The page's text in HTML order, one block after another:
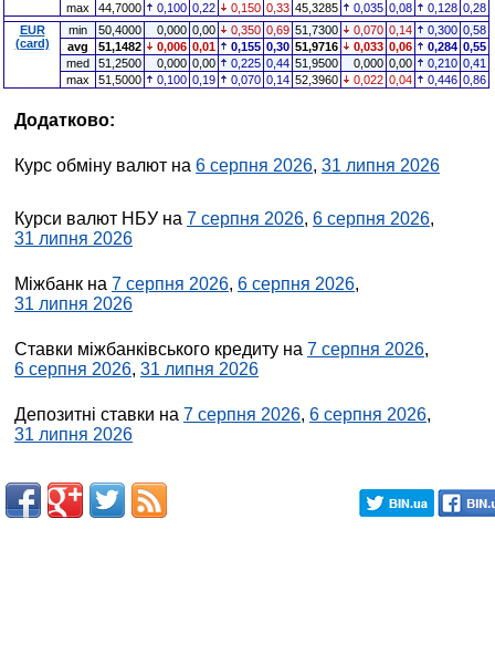
max
44,7000 0,100 0,22 0,150 0,33 45,3285 0,035 0,08 0,128 0,28
EUR
(card)
min 50,4000 0,000 0,00 0,350 0,69 51,7300 0,070 0,14 0,300 0,58
avg
51,1482 0,006 0,01 0,155 0,30 51,9716 0,033 0,06 0,284 0,55
med
51,2500 0,000 0,00 0,225 0,44 51,9500 0,000 0,00 0,210 0,41
max
51,5000 0,100 0,19 0,070 0,14 52,3960 0,022 0,04 0,446 0,86
Додатково:
Курс обміну валют на 6 серпня 2026, 31 липня 2026
Курси валют НБУ на 7 серпня 2026, 6 серпня 2026,
31 липня 2026
Міжбанк на 7 серпня 2026, 6 серпня 2026,
31 липня 2026
Ставки міжбанківського кредиту на 7 серпня 2026,
6 серпня 2026, 31 липня 2026
Депозитні ставки на 7 серпня 2026, 6 серпня 2026,
31 липня 2026